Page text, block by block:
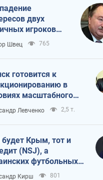
двух
игроков
план
и Путина?
Швец 765
готовится к
в
масштабного
кризиса
Левченко 2,5 т.
будет Крым, тот и
(NSJ), а
футбольных
могут
Кирш 801